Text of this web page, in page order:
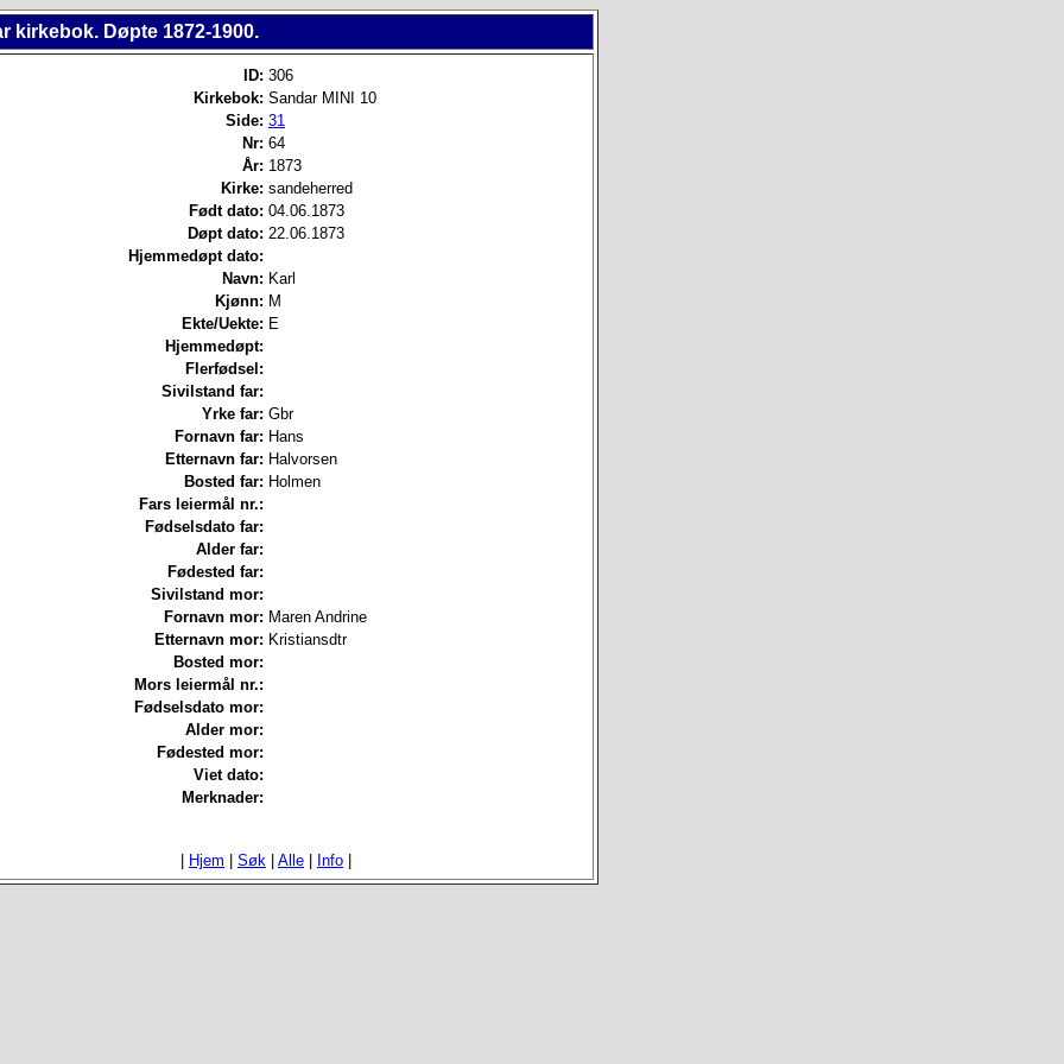
kirkebok. Døpte 1872-1900.
ID: 306
Kirkebok: Sandar MINI 10
Side: 31
Nr: 64
År: 1873
Kirke: sandeherred
Født dato: 04.06.1873
Døpt dato: 22.06.1873
Hjemmedøpt dato:
Navn: Karl
Kjønn: M
Ekte/Uekte: E
Hjemmedøpt:
Flerfødsel:
Sivilstand far:
Yrke far: Gbr
Fornavn far: Hans
Etternavn far: Halvorsen
Bosted far: Holmen
Fars leiermål nr.:
Fødselsdato far:
Alder far:
Fødested far:
Sivilstand mor:
Fornavn mor: Maren Andrine
Etternavn mor: Kristiansdtr
Bosted mor:
Mors leiermål nr.:
Fødselsdato mor:
Alder mor:
Fødested mor:
Viet dato:
Merknader:
Hjem Søk Alle Info